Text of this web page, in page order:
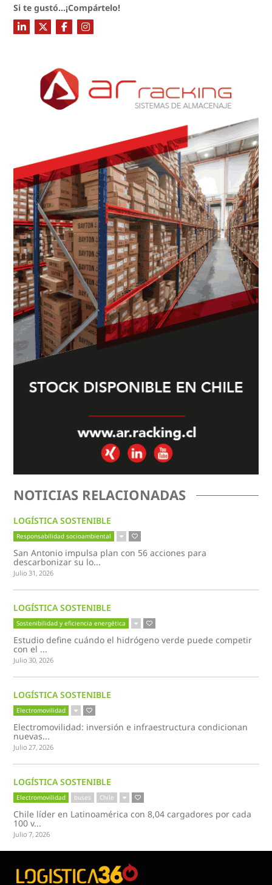
Si te gustó...¡Compártelo!
NOTICIAS RELACIONADAS
LOGÍSTICA SOSTENIBLE
Responsabilidad socioambiental
San Antonio impulsa plan con 56 acciones para
descarbonizar su lo...
Julio 31, 2026
LOGÍSTICA SOSTENIBLE
Sostenibilidad y eficiencia energética
Estudio define cuándo el hidrógeno verde puede competir
con el ...
Julio 30, 2026
LOGÍSTICA SOSTENIBLE
Electromovilidad
Electromovilidad: inversión e infraestructura condicionan
nuevas...
Julio 27, 2026
LOGÍSTICA SOSTENIBLE
Electromovilidad buses Chile
Chile líder en Latinoamérica con 8,04 cargadores por cada
100 v...
Julio 7, 2026